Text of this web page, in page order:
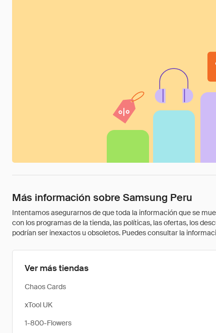
Más información sobre Samsung Peru
Intentamos asegurarnos de que toda la información que se
con los programas de la tienda, las políticas, las ofertas, los
podrían ser inexactos u obsoletos. Puedes consultar la
Ver más tiendas
Chaos Cards
xTool UK
1-800-Flowers